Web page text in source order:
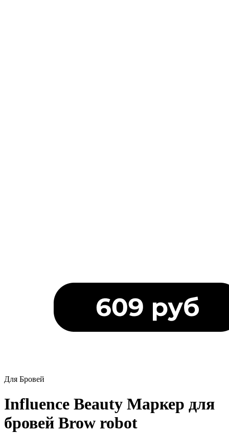
Для Бровей
Influence Beauty Маркер для
бровей Brow robot